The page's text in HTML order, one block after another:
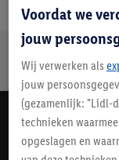
Jouw voordelen bij
Gratis retourneren
Voordat we
jouw
Wij verwerken als
jouw
(gezamenlijk: "Lidl-
technieken
opgeslagen en